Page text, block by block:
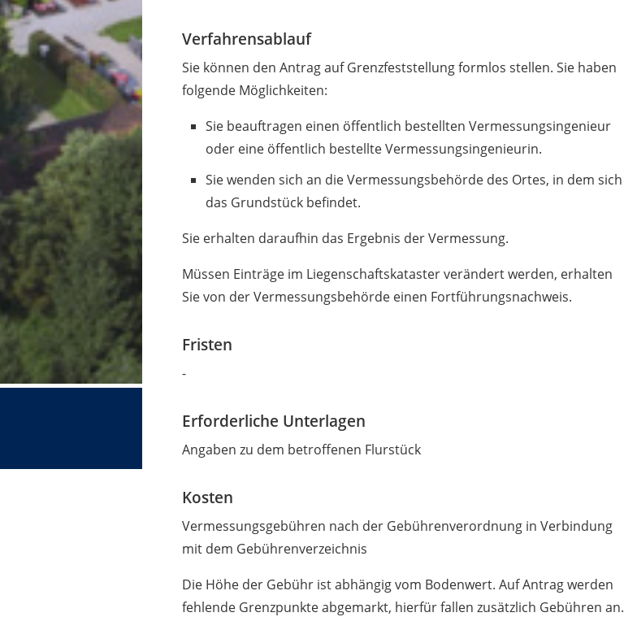
Verfahrensablauf
Sie können den Antrag auf Grenzfeststellung formlos stellen. Sie haben
folgende Möglichkeiten:
Sie beauftragen einen öffentlich bestellten Vermessungsingenieur
oder eine öffentlich bestellte Vermessungsingenieurin.
Sie wenden sich an die Vermessungsbehörde des Ortes, in dem sich
das Grundstück befindet.
Sie erhalten daraufhin das Ergebnis der Vermessung.
Müssen Einträge im Liegenschaftskataster verändert werden, erhalten
Sie von der Vermessungsbehörde einen Fortführungsnachweis.
Fristen
-
Erforderliche Unterlagen
Angaben zu dem betroffenen Flurstück
Kosten
Vermessungsgebühren nach der Gebührenverordnung in Verbindung
mit dem Gebührenverzeichnis
Die Höhe der Gebühr ist abhängig vom Bodenwert. Auf Antrag werden
fehlende Grenzpunkte abgemarkt, hierfür fallen zusätzlich Gebühren an.